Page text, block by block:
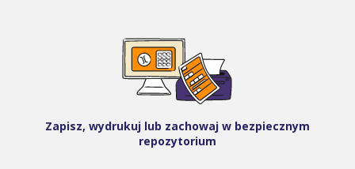
Zapisz, wydrukuj lub zachowaj w bezpiecznym
repozytorium